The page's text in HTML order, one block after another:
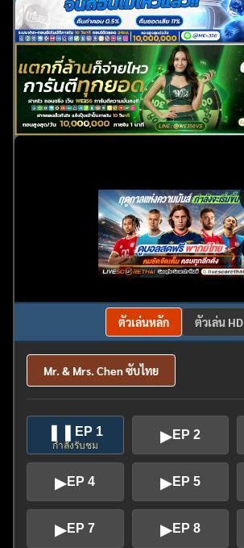
ตัวเล่นหลัก ตัวเล่น HD
Mr. & Mrs. Chen ซับไทย
EP 1
กำลังรับชม
▶EP 2
▶EP 4 ▶EP 5
▶EP 7 ▶EP 8